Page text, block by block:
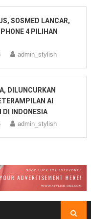
SOSMED LANCAR,
4 PILIHAN
admin_stylish
DILUNCURKAN
AI
INDONESIA
admin_stylish